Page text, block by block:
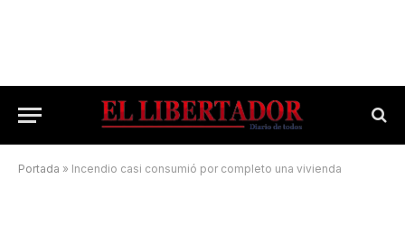
Portada » Incendio casi consumió por completo una vivienda